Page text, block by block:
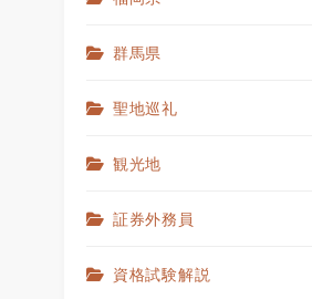
群馬県
聖地巡礼
観光地
証券外務員
資格試験解説